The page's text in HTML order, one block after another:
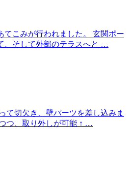
てこみが行われました。 玄関ポー
、そして外部のテラスへと …
て切欠き、壁パーツを差し込みま
つ、取り外しが可能 ↑ …